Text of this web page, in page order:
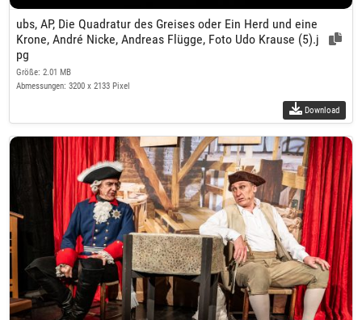
ubs, AP, Die Quadratur des Greises oder Ein Herd und eine
Krone, André Nicke, Andreas Flügge, Foto Udo Krause (5).j
pg
Größe: 2.01 MB
Abmessungen: 3200 x 2133 Pixel
Download